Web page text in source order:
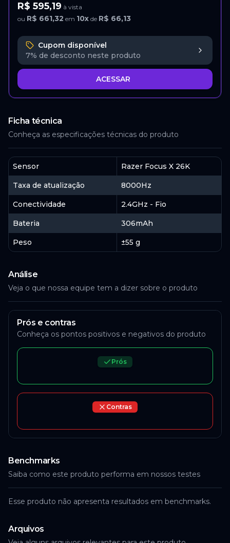
R$ 595,19 à vista
ou R$ 661,32 em 10x de R$ 66,13
Cupom disponível
7% de desconto neste produto
ACESSAR
Ficha técnica
Conheça as especificações técnicas do produto
Sensor Razer Focus X 26K
Taxa de atualização 8000Hz
Conectividade 2.4GHz - Fio
Bateria 306mAh
Peso ±55 g
Análise
Veja o que nossa equipe tem a dizer sobre o produto
Prós e contras
Conheça os pontos positivos e negativos do produto
Prós
Contras
Benchmarks
Saiba como este produto performa em nossos testes
Esse produto não apresenta resultados em benchmarks.
Arquivos